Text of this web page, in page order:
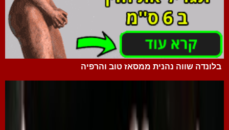
בלונדה שווה נהנית ממסאז טוב והרפיה